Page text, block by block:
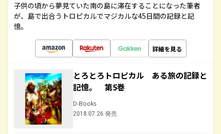
子供の頃から夢見ていた南の島に滞在することになった筆者
が、島で出合うトロピカルでマジカルな45日間の記録と記
憶。
詳細を見る
とろとろトロピカル ある旅の記録と
記憶。 第5巻
D-Books
2018.07.26 発売